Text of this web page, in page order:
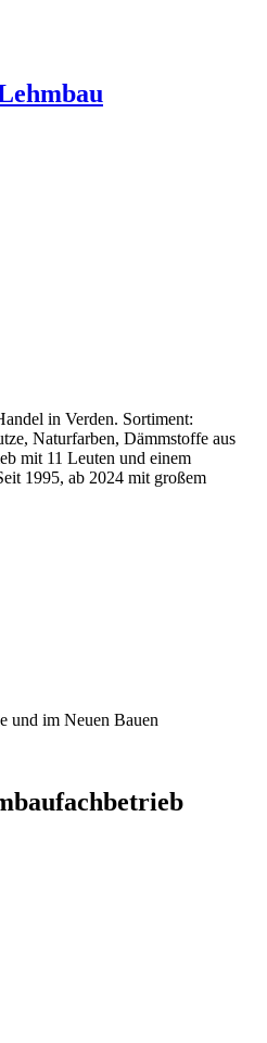
in Verden. Sortiment:
Naturfarben, Dämmstoffe aus
mit 11 Leuten und einem
1995, ab 2024 mit großem
und im Neuen Bauen